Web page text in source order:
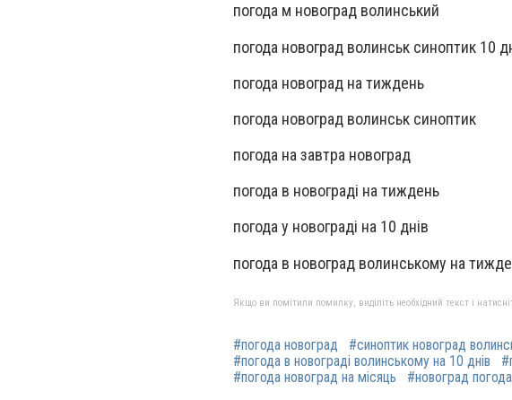
погода м новоград волинський
погода новоград волинськ синоптик 10
погода новоград на тиждень
погода новоград волинськ синоптик
погода на завтра новоград
погода в новограді на тиждень
погода у новограді на 10 днів
погода в новоград волинському на
Якщо ви помітили помилку, виділіть необхідний текст і
#погода новоград #синоптик новоград
#погода в новограді волинському на 10 днів
#погода новоград на місяць
#новоград